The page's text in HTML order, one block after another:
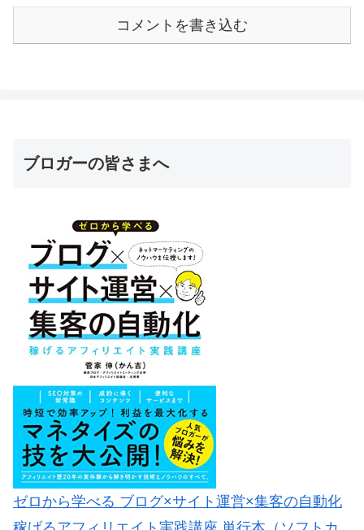
コメントを書き込む
ブロガーの皆さまへ
ゼロから学べる ブログ×サイト運営×集客の自動化